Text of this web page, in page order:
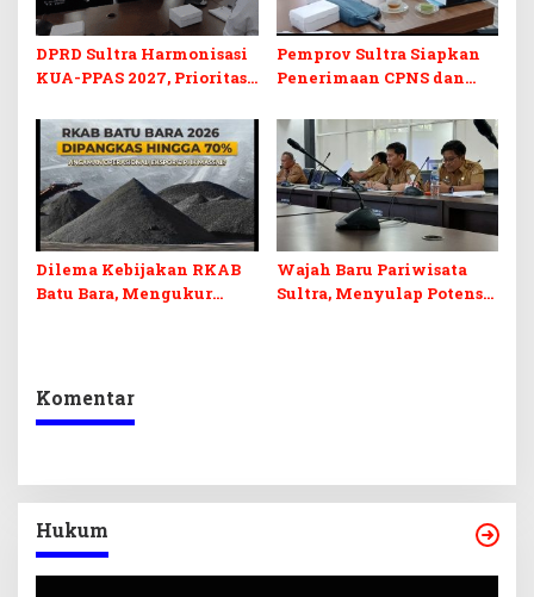
DPRD Sultra Harmonisasi
KUA-PPAS 2027, Prioritas
dan Pelunasan Utang
Infrastruktur
Pemprov Sultra Siapkan
Penerimaan CPNS dan
Desak Formasi Disabilitas
Dilema Kebijakan RKAB
Batu Bara, Mengukur
Wajah Baru Pariwisata
Sultra, Menyulap Potensi
Komentar
Hukum